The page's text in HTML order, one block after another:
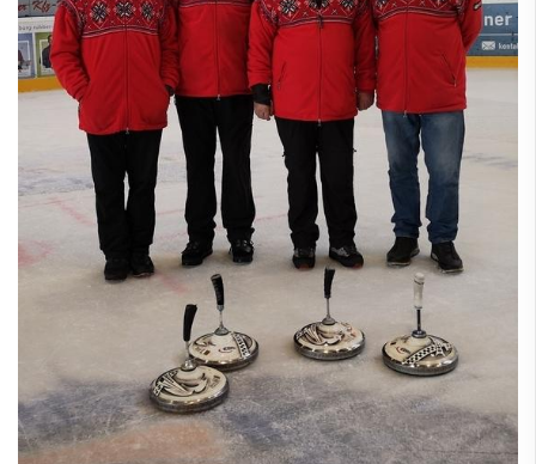
Eisschützen
News & Events
Trainingszeiten
Mannschaften
Termine
Ergebnisse
Fechten
Fußball